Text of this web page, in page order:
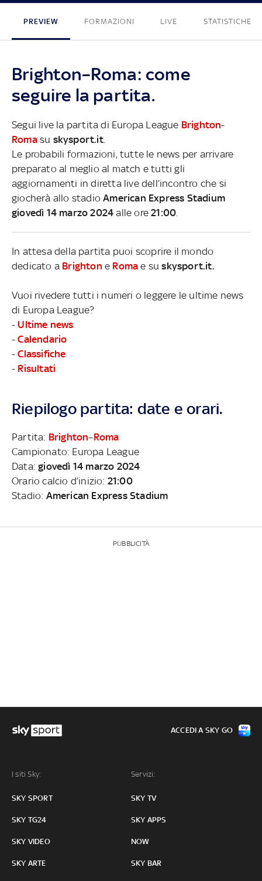
PREVIEW FORMAZIONI LIVE STATISTICHE
Brighton–Roma: come
seguire la partita.
Segui live la partita di Europa League Brighton-
Romasu skysport.it.
Le probabili formazioni, tutte le news per arrivare
preparato al meglio al match e tutti gli
aggiornamenti in diretta live dell’incontro che si
giocherà allo stadioAmerican Express Stadium
giovedì 14 marzo 2024 alle ore21:00
In attesa della partita puoi scoprire il mondo
dedicato a Brighton e Roma e suskysport.it.
Vuoi rivedere tutti i numeri o leggere le ultime news
di Europa League?
- Ultime news
-Calendario
-Classifiche
- Risultati
Riepilogo partita: date e orari.
Partita: Brighton–Roma
Campionato: Europa League
Data:giovedì 14 marzo 2024
Orario calcio d’inizio: 21:00
Stadio: American Express Stadium
PUBBLICITÀ
I siti Sky:
SKY SPORT
SKY TG24
SKY VIDEO
SKY ARTE
Servizi:
SKY TV
SKY APPS
NOW
SKY BAR
ACCEDI A SKY GO